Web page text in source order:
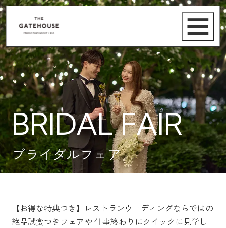
BRIDAL FAIR
ブライダルフェア
【お得な特典つき】レストランウェディングならではの
絶品試食つきフェアや 仕事終わりにクイックに見学し